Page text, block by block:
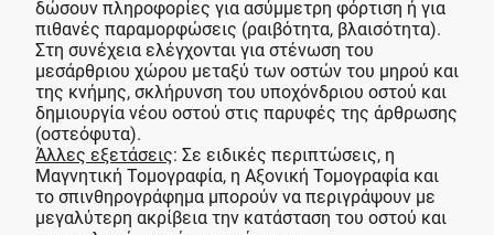
δώσουν πληροφορίες για ασύμμετρη φόρτιση ή για
πιθανές παραμορφώσεις (ραιβότητα, βλαισότητα).
Στη συνέχεια ελέγχονται για στένωση του
μεσάρθριου χώρου μεταξύ των οστών του μηρού και
της κνήμης, σκλήρυνση του υποχόνδριου οστού και
δημιουργία νέου οστού στις παρυφές της άρθρωσης
(οστεόφυτα).
Άλλες εξετάσεις: Σε ειδικές περιπτώσεις, η
Μαγνητική Τομογραφία, η Αξονική Τομογραφία και
το σπινθηρογράφημα μπορούν να περιγράψουν με
μεγαλύτερη ακρίβεια την κατάσταση του οστού και